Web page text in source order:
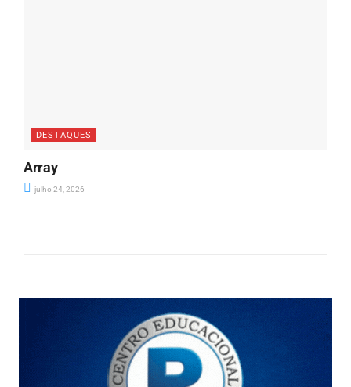
DESTAQUES
Array
julho 24, 2026